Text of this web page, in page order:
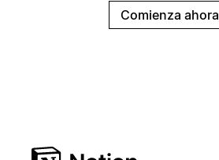
Comienza ahora